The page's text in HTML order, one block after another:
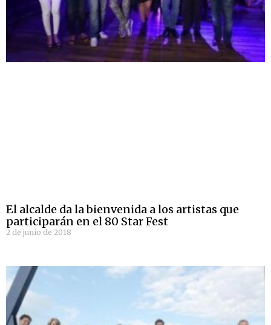
El alcalde da la bienvenida a los artistas que
participarán en el 80 Star Fest
2 de junio de 2018